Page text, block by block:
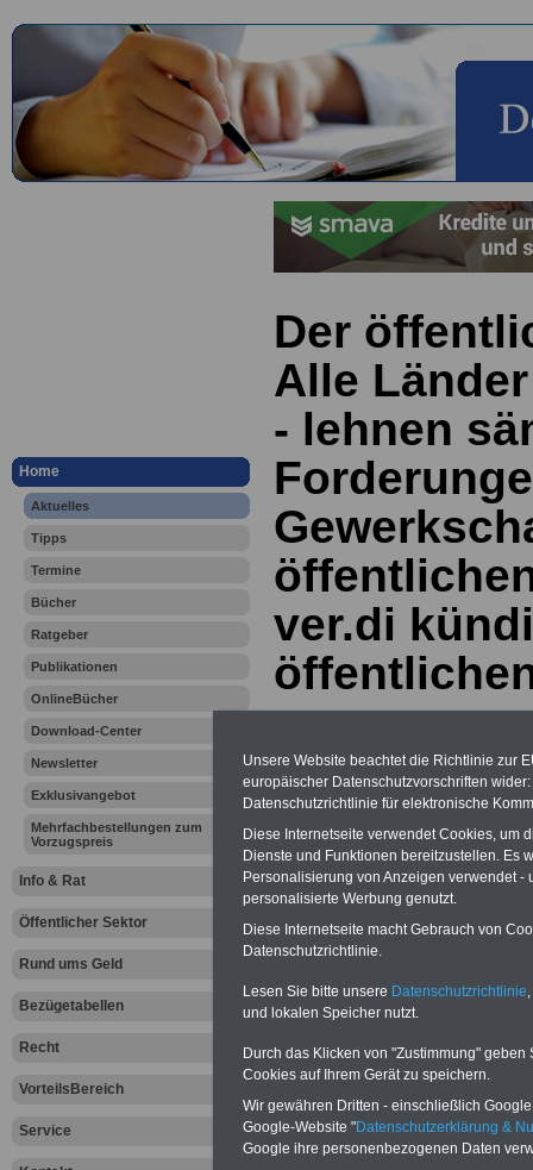
Home
Aktuelles
Tipps
Termine
Bücher
Ratgeber
Publikationen
OnlineBücher
Download-Center
Newsletter
Exklusivangebot
Mehrfachbestellungen zum
Vorzugspreis
Info & Rat
Öffentlicher Sektor
Rund ums Geld
Bezügetabellen
Recht
VorteilsBereich
Service
Der
Alle
- lehnen
ver.di
öffentlichen Dienst
Vergleichen und sparen:
Berufsunfähigkeitsabsicherung
Online-Vergleich Gesetzliche
Krankenkassen-
Zahnzusatzversicherung-
Ihr
den Fall der
Leben
Unsere Website beachtet die Richtlinie zur
europäischer Datenschutzvorschriften
Datenschutzrichtlinie für elektronische
Diese Internetseite verwendet Cookies, um
Dienste und Funktionen bereitzustellen. Es
Personalisierung von Anzeigen verwendet
personalisierte Werbung genutzt.
Diese Internetseite macht Gebrauch von
Datenschutzrichtlinie.
Lesen Sie bitte unsere Datenschutzrichtlinie
und lokalen Speicher nutzt.
Durch das Klicken von "Zustimmung"
Cookies auf Ihrem Gerät zu speichern.
Wir gewähren Dritten - einschließlich
Google-Website "Datenschutzerklärung &
Google ihre personenbezogenen Daten